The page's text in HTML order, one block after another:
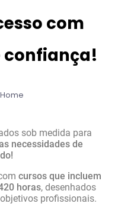
com
sob medida para
necessidades de
cursos que incluem
horas, desenhados
profissionais.